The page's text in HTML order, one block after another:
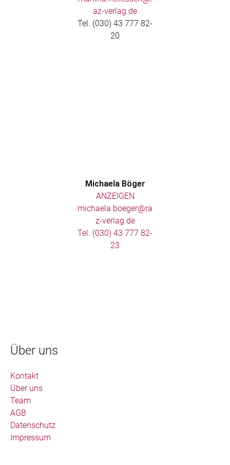
az-verlag.de
Tel. (030) 43 777 82-
20
Michaela Böger
ANZEIGEN
michaela.boeger@ra
z-verlag.de
Tel. ‭(030) 43 777 82-
23‬
Über uns
Kontakt
Über uns
Team
AGB
Datenschutz
Impressum